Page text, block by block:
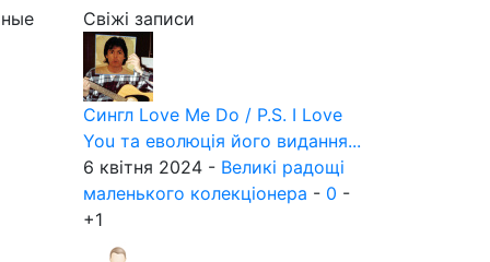
Свіжі записи
Сингл Love Me Do / P.S. I Love
You та еволюція його видання...
6 квітня 2024 - Великі радощі
маленького колекціонера - 0 -
+1